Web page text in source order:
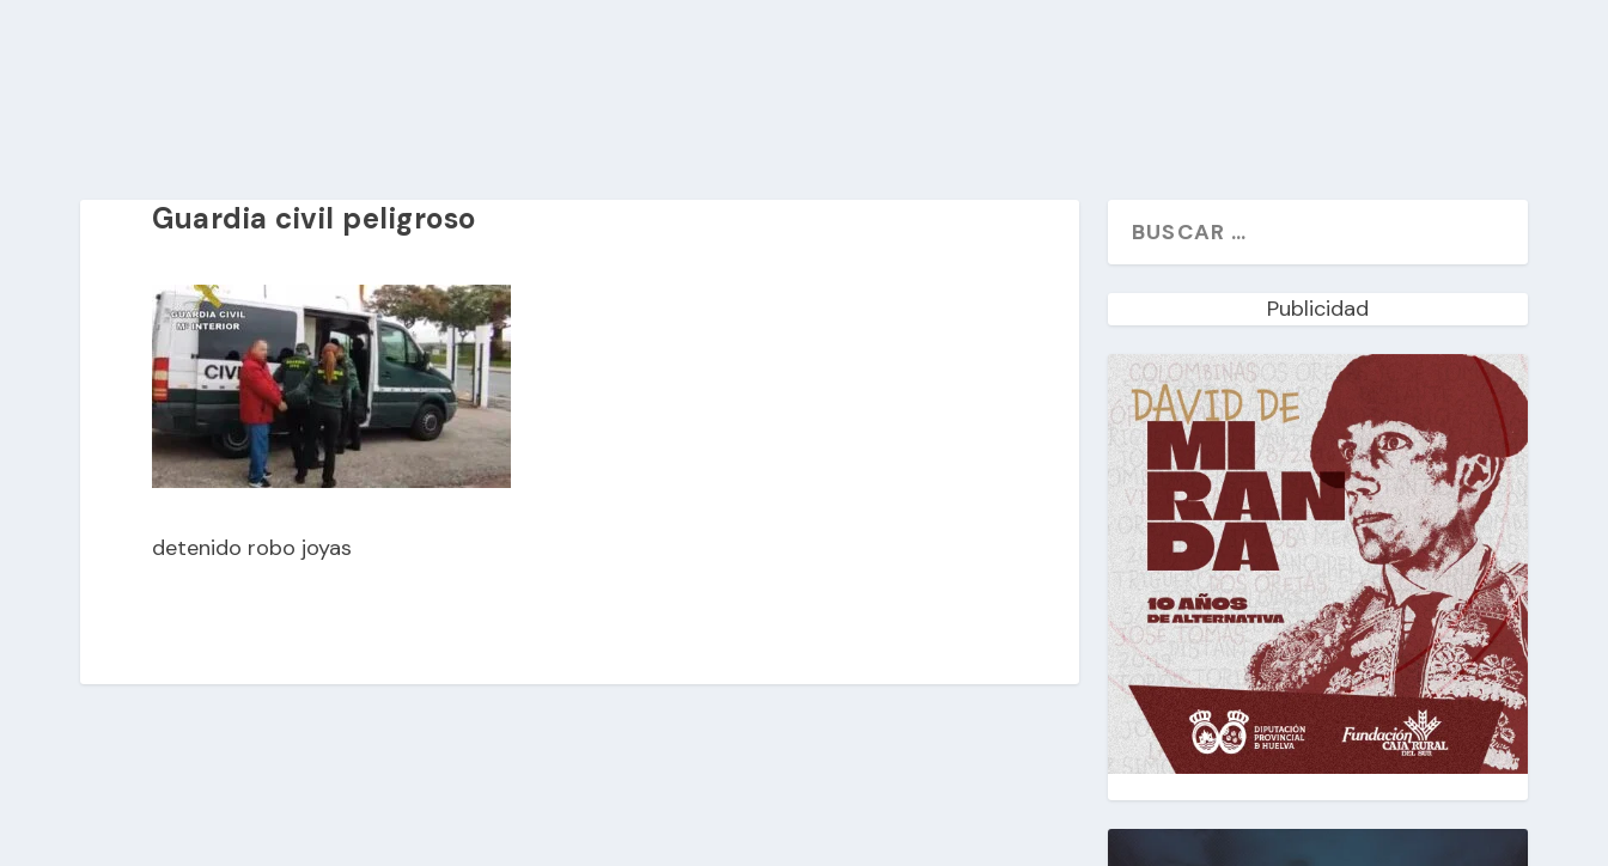
Guardia civil peligroso
detenido robo joyas
Publicidad